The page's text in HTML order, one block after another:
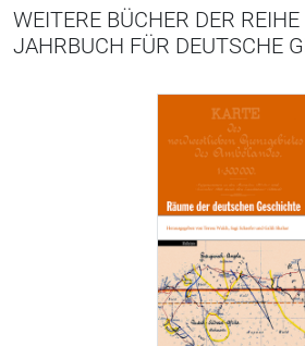
WEITERE BÜCHER DER
JAHRBUCH FÜR DEUTSCHE